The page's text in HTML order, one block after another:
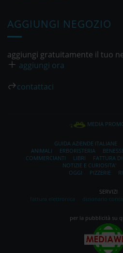
AGGIUNGI NEGOZIO
aggiungi gratuitamente il tuo
aggiungi ora
contattaci
MEDIA
GUIDA AZIENDE ITALIANE
ANIMALI
ERBORISTERIA
COMMERCIANTI
LIBRI FATTURA
NOTIZIE E CURIOSITA'
OGGI
PIZZERIE
SERVIZI
fattura elettronica
dizionario
per la pubblicità su